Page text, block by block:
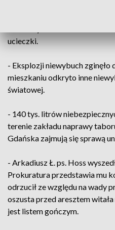
ucieczki.
- Eksplozji niewybuch zginęło
mieszkaniu odkryto inne
światowej.
- 140 tys. litrów
terenie zakładu naprawy
Gdańska zajmują się sprawą
- Arkadiusz Ł. ps. Hoss
Prokuratura przedstawia mu
odrzucił ze względu na wady
oszusta przed aresztem
jest listem gończym.